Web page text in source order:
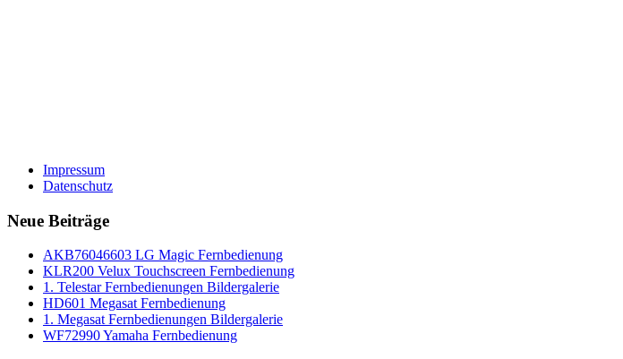
Impressum
Datenschutz
Neue Beiträge
AKB76046603 LG Magic Fernbedienung
KLR200 Velux Touchscreen Fernbedienung
1. Telestar Fernbedienungen Bildergalerie
HD601 Megasat Fernbedienung
1. Megasat Fernbedienungen Bildergalerie
WF72990 Yamaha Fernbedienung